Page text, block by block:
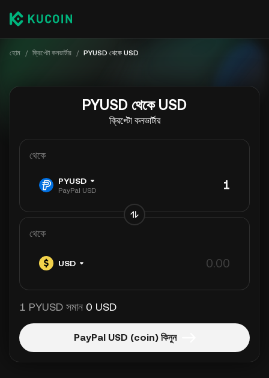
হোম / ক্রিপ্টো কনভার্টার / PYUSD থেকে USD
PYUSD থেকে USD
ক্রিপ্টো কনভার্টার
থেকে
PYUSD
PayPal USD
থেকে
USD
1 PYUSD সমান 0 USD
PayPal USD (coin) কিনুন